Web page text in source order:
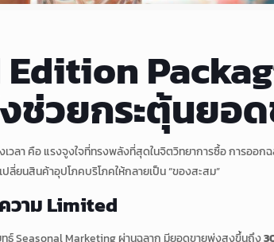
ช่วยกระตุ้นยอ
วลา คือ แรงจูงใจที่ทรงพลังที่สุดในจิตวิทยาการซื้อ การออก
ลี่ยนสินค้าอุปโภคบริโภคให้กลายเป็น “ของสะสม”
วาม Limited
ธ์ Seasonal Marketing ผ่านฉลาก มียอดขายพุ่งสูงขึ้นถึง